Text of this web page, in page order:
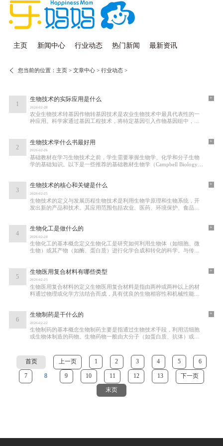
主页 新闻中心 行业动态 热门新闻 最新资讯
您当前的位置：主页 >文章中心 >行业动态 >
1
生物技术的实际应用是什么
2026-02-28
农业生物技术转基因作物转基因技术是农业生物技术中最具代表性的一
种应用。科学家通过基因工程技术，将特定基因引入作物基因组中，使
+
2
生物技术学什么书最好用
2026-02-26
基础教材在学习生物技术之前，学生需要掌握生物学、化学和分子生物
学的基础知识。以下是一些推荐的基础教材生物学（Campbell Biology）
+
3
生物技术的核心和关键是什么
2026-02-25
生物技术的定义与发展历程生物技术是利用生物学原理和生物系统，开
发出新的产品和技术。其应用范围包括农业、医药、环境保护、食品安
+
4
生物化工是做什么的
2026-02-24
生物化工的基本概念定义生物化工是研究如何利用生物体（如细胞、微
生物）或其产物（如酶、蛋白质）进行化学合成和转化的科学。与传统
+
5
生物医用复合材料有哪些类型
2026-02-23
生物医用复合材料的定义生物医用复合材料是指由两种或两种以上的材
料通过物理或化学方法结合而成，具有优良的生物相容性和机械性能，
+
6
生物制药是干什么的
2026-02-22
生物制药的基本概念生物制药主要是指通过生物技术手段，利用活细胞
或生物体制造的药物。生物药物一般由大分子（如蛋白质、抗体）或小
+
首页 上一页 1 2 3 4 5 6
7 8 9 10 11 12 13
下一页
末页